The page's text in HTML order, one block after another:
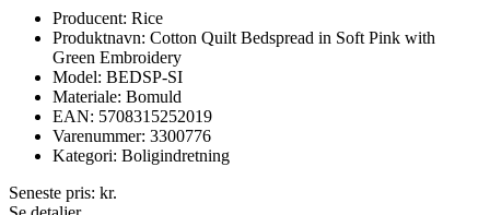
Producent: Rice
Produktnavn: Cotton Quilt Bedspread in Soft Pink with
Green Embroidery
Model: BEDSP-SI
Materiale: Bomuld
EAN: 5708315252019
Varenummer: 3300776
Kategori: Boligindretning
Seneste pris: kr.